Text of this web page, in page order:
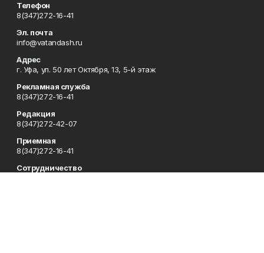
Телефон
8(347)272-16-41
Эл. почта
info@vatandash.ru
Адрес
г. Уфа, ул. 50 лет Октября, 13, 5-й этаж
Рекламная служба
8(347)272-16-41
Редакция
8(347)272-42-07
Приемная
8(347)272-16-41
Сотрудничество